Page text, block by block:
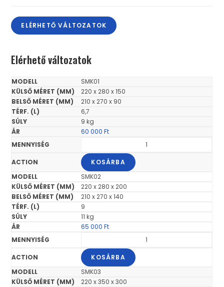
ELÉRHETŐ VÁLTOZATOK
Elérhető változatok
SMK01
220 x 280 x 150
210 x 270 x 90
6,7
9 kg
60 000Ft
KOSÁRBA
SMK02
220 x 280 x 200
210 x 270 x 140
9
11 kg
65 000Ft
KOSÁRBA
SMK03
220 x 350 x 300